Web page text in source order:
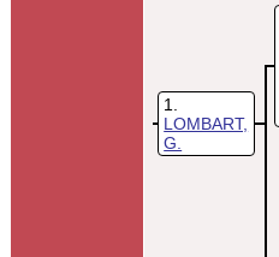
1
LOMBART,
G.